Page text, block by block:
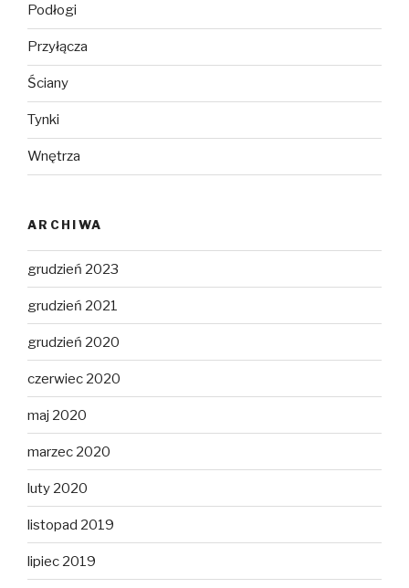
Podłogi
Przyłącza
Ściany
Tynki
Wnętrza
ARCHIWA
grudzień 2023
grudzień 2021
grudzień 2020
czerwiec 2020
maj 2020
marzec 2020
luty 2020
listopad 2019
lipiec 2019